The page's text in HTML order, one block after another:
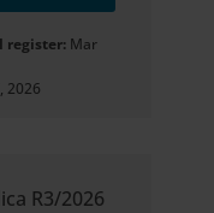
register: Mar
2026
R3/2026